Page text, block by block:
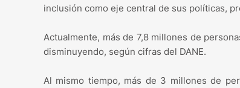
inclusión como eje central de sus políticas,
Actualmente, más de 7,8 millones de
disminuyendo, según cifras del DANE.
Al mismo tiempo, más de 3 millones de